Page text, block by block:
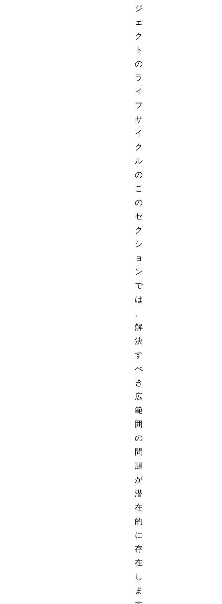
ジ
ェ
ク
ト
の
ラ
イ
フ
サ
イ
ク
ル
の
こ
の
セ
ク
シ
ョ
ン
で
は
、
解
決
す
べ
き
広
範
囲
の
問
題
が
潜
在
的
に
存
在
し
ま